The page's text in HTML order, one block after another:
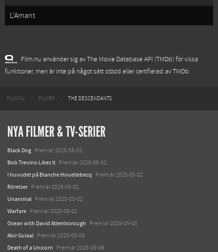
L'Amant
Film.nu använder sig av The Movie Database API (TMDb) för vissa
funktioner, men är inte på något sätt stödd eller certifierad av TMDb.
FILM.NU FILMER THE DESCENDANTS
NYA FILMER & TV-SERIER
Black Dog Premiär 2025-05-02
Bob Trevino Likes It Premiär 2025-05-02
I huvudet på Blanche Houellebecq Premiär 2025-05-02
Rörelser Premiär 2025-05-02
Unanimal Premiär 2025-05-02
Warfare Premiär 2025-05-02
Ocean with David Attenborough Premiär 2025-05-08
Abir Gulaal Premiär 2025-05-09
Death of a Unicorn Premiär 2025-05-09